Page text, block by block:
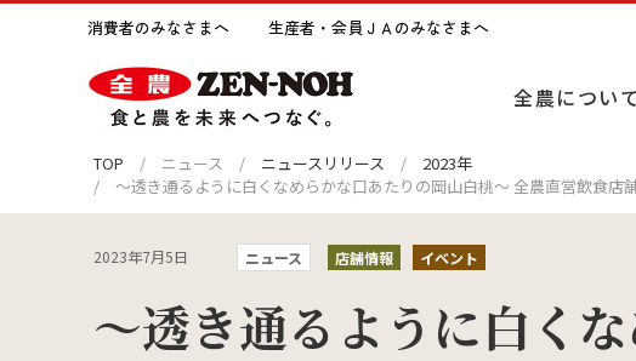
全農につい
全農についてトップへ
事業紹介トップへ
サステナビリティトップへ
環境との調和 社会
ライブラリトップへ
採用情報トップへ
消費者のみなさまへ 生産者・会員ＪＡのみなさまへ
TOP ニュース ニュースリリース
2023年
～透き通るように白くなめらかな口あたりの岡山白桃～ 全農直営飲食
2023年7月5日 ニュース 店舗情報 イベント
～透き通るように白く